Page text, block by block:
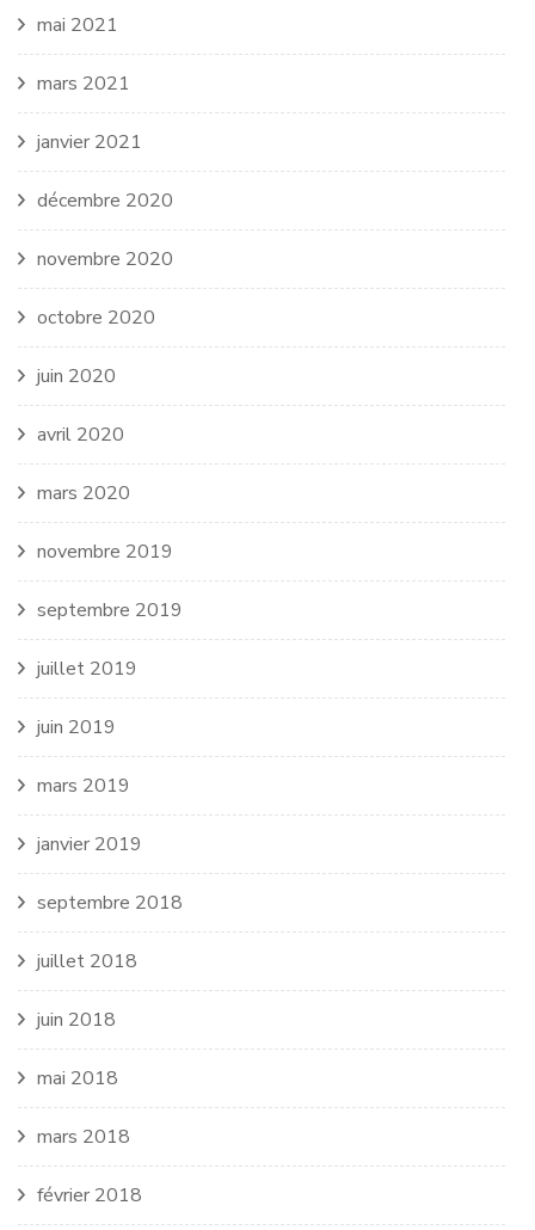
mai 2021
mars 2021
janvier 2021
décembre 2020
novembre 2020
octobre 2020
juin 2020
avril 2020
mars 2020
novembre 2019
septembre 2019
juillet 2019
juin 2019
mars 2019
janvier 2019
septembre 2018
juillet 2018
juin 2018
mai 2018
mars 2018
février 2018